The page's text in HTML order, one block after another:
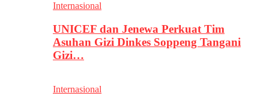
Internasional
UNICEF dan Jenewa Perkuat Tim
Asuhan Gizi Dinkes Soppeng Tangani
Gizi…
Internasional